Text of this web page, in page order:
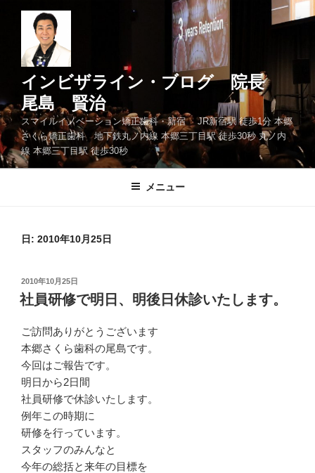
ス
キ
ッ
プ
インビザライン・ブログ 院長
尾島 賢治
スマイルイノベーション矯正歯科・新宿 JR新宿駅 徒歩1分 本郷
さくら矯正歯科 地下鉄丸ノ内線 本郷三丁目駅 徒歩30秒 丸ノ内
線 本郷三丁目駅 徒歩30秒
メニュー
日: 2010年10月25日
投
稿
日:
2010年10月25日
社員研修で明日、明後日休診いたします。
ご訪問ありがとうございます
本郷さくら歯科の尾島です。
今回はご報告です。
明日から2日間
社員研修で休診いたします。
例年この時期に
研修を行っています。
スタッフのみんなと
今年の総括と来年の目標を